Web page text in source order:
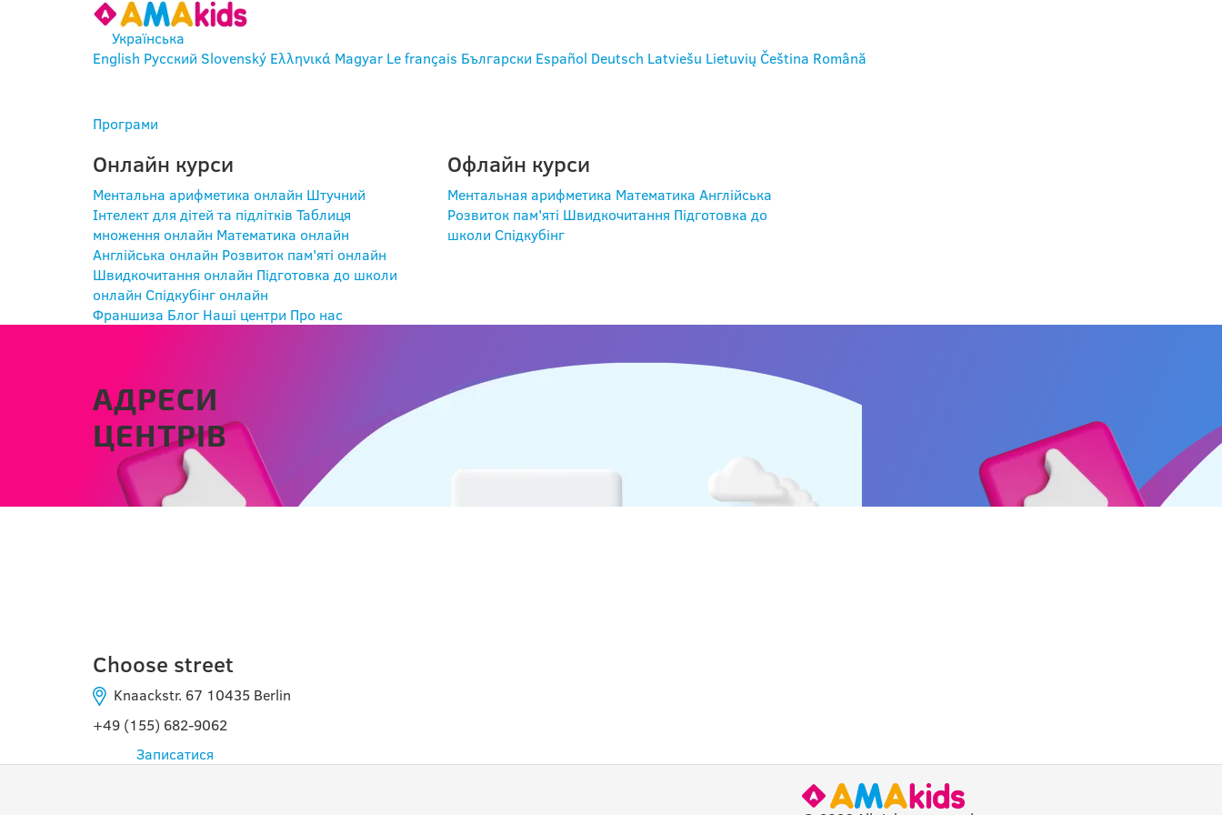
Українська
English Русский Slovenský Ελληνικά Magyar Le français Български Español Deutsch Latviešu Lietuvių Čeština Română
Програми
Онлайн курси
Ментальна арифметика онлайн Штучний
Інтелект для дітей та підлітків Таблиця
множення онлайн Математика онлайн
Англійська онлайн Розвиток пам'яті онлайн
Швидкочитання онлайн Підготовка до школи
онлайн Спідкубінг онлайн
Офлайн курси
Ментальная арифметика Математика Англійська
Розвиток пам'яті Швидкочитання Підготовка до
школи Спідкубінг
Франшиза Блог Наші центри Про нас
АДРЕСИ
ЦЕНТРІВ
Choose street
Knaackstr. 67 10435 Berlin
+49 (155) 682-9062
Записатися